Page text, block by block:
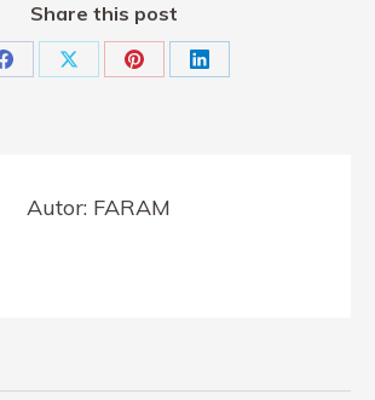
Share this post
Share Share Share Share
Autor: FARAM